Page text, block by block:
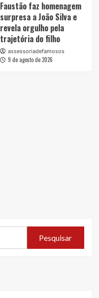
Faustão faz homenagem
surpresa a João Silva e
revela orgulho pela
trajetória do filho
assessoriadefamosos
9 de agosto de 2026
Pesquisar